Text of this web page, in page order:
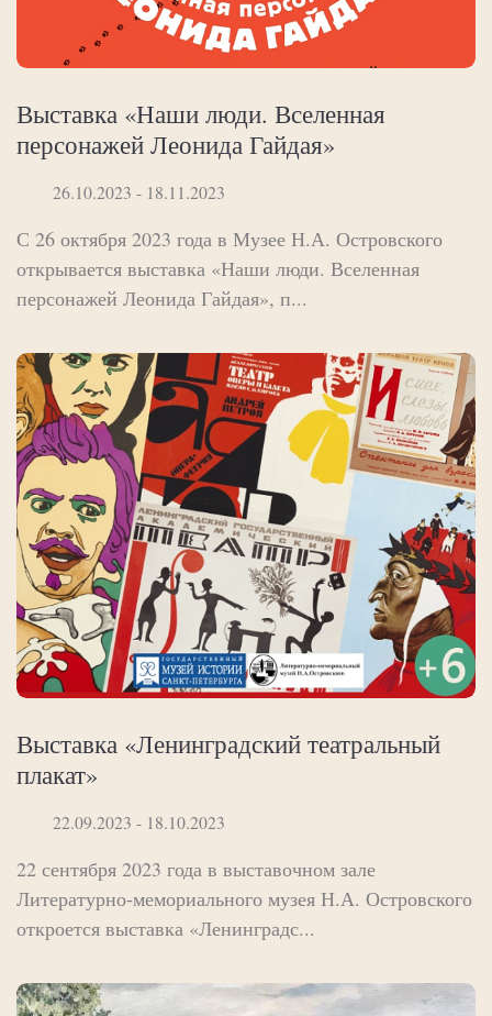
Выставка «Наши люди. Вселенная
персонажей Леонида Гайдая»
26.10.2023 - 18.11.2023
С 26 октября 2023 года в Музее Н.А. Островского
открывается выставка «Наши люди. Вселенная
персонажей Леонида Гайдая», п...
Выставка «Ленинградский театральный
плакат»
22.09.2023 - 18.10.2023
22 сентября 2023 года в выставочном зале
Литературно-мемориального музея Н.А. Островского
откроется выставка «Ленинградс...